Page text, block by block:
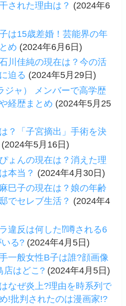
された理由は？ (2024年6
は15歳差婚！芸能界の年
め (2024年6月6日)
川佳純の現在は？今の活
迫る (2024年5月29日)
ジャ） メンバーで高学歴
経歴まとめ (2024年5月25
？「子宮摘出」手術を決
(2024年5月16日)
ょんの現在は？消えた理
本当？ (2024年4月30日)
巳子の現在は？娘の年齢
でセレブ生活？ (2024年4
違反は何した⁉噂される6
る? (2024年4月5日)
一般女性B子は誰?顔画像
店はどこ? (2024年4月5日)
なぜ炎上?理由を時系列で
!批判されたのは漫画家!?